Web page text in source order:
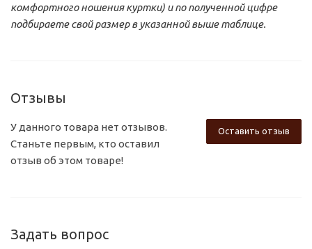
комфортного ношения куртки) и по полученной цифре
подбираете свой размерв указанной выше таблице.
Отзывы
Оставить отзыв
У данного товара нет отзывов.
Станьте первым, кто оставил
отзыв об этом товаре!
Задать вопрос